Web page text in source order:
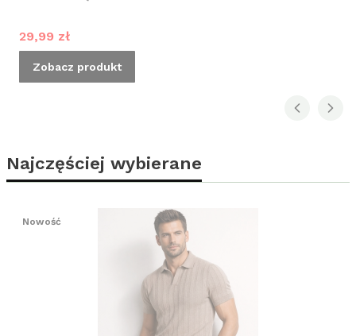
Cena promocyjna
29,99 zł
Zobacz produkt
Najczęściej wybierane
Nowość